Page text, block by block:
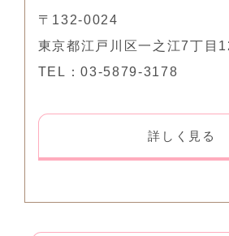
〒132-0024
東京都江戸川区一之江7丁目
TEL：03-5879-3178
詳しく見る